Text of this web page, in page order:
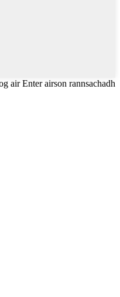
air Enter airson rannsachadh